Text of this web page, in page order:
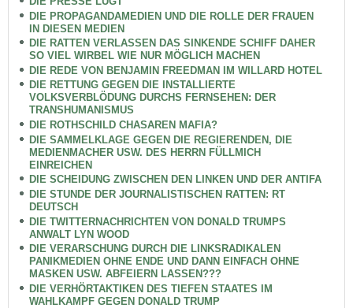
DIE PROPAGANDAMEDIEN UND DIE ROLLE DER FRAUEN
IN DIESEN MEDIEN
DIE RATTEN VERLASSEN DAS SINKENDE SCHIFF DAHER
SO VIEL WIRBEL WIE NUR MÖGLICH MACHEN
DIE REDE VON BENJAMIN FREEDMAN IM WILLARD HOTEL
DIE RETTUNG GEGEN DIE INSTALLIERTE
VOLKSVERBLÖDUNG DURCHS FERNSEHEN: DER
TRANSHUMANISMUS
DIE ROTHSCHILD CHASAREN MAFIA?
DIE SAMMELKLAGE GEGEN DIE REGIERENDEN, DIE
MEDIENMACHER USW. DES HERRN FÜLLMICH
EINREICHEN
DIE SCHEIDUNG ZWISCHEN DEN LINKEN UND DER ANTIFA
DIE STUNDE DER JOURNALISTISCHEN RATTEN: RT
DEUTSCH
DIE TWITTERNACHRICHTEN VON DONALD TRUMPS
ANWALT LYN WOOD
DIE VERARSCHUNG DURCH DIE LINKSRADIKALEN
PANIKMEDIEN OHNE ENDE UND DANN EINFACH OHNE
MASKEN USW. ABFEIERN LASSEN???
DIE VERHÖRTAKTIKEN DES TIEFEN STAATES IM
WAHLKAMPF GEGEN DONALD TRUMP